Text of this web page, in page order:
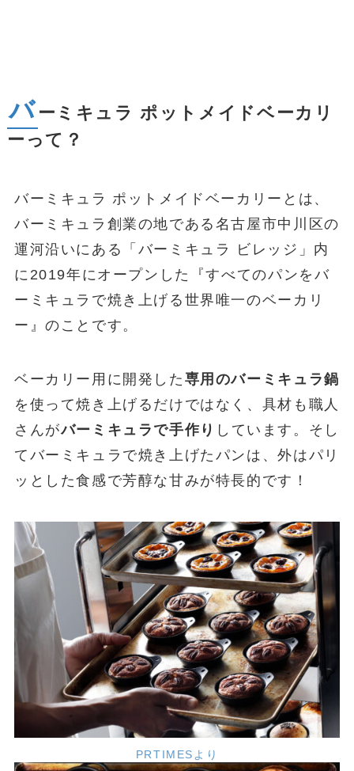
バーミキュラ ポットメイドベーカリ
ーって？
バーミキュラ ポットメイドベーカリーとは、
バーミキュラ創業の地である名古屋市中川区の
運河沿いにある「バーミキュラ ビレッジ」内
に2019年にオープンした『すべてのパンをバ
ーミキュラで焼き上げる世界唯一のベーカリ
ー』のことです。
ベーカリー用に開発した 専用のバーミキュラ鍋
を使って焼き上げるだけではなく、具材も職人
さんがバーミキュラで手作り しています。そし
てバーミキュラで焼き上げたパンは、外はパリ
ッとした食感で芳醇な甘みが特長的です！
PRTIMESより